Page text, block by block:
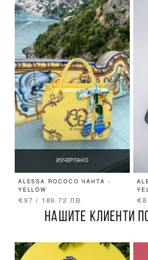
ИЗЧЕРПАНО
ALESSA ROCOCO ЧАНТА -
YELLOW
€97 / 189.72 ЛВ.
НАШИТЕ КЛИЕНТИ